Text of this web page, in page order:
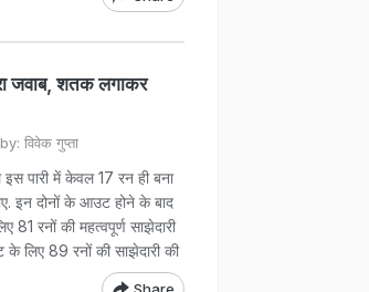
जवाब, शतक लगाकर
विवेक गुप्ता
इस पारी में केवल 17 रन ही बना
इन दोनों के आउट होने के बाद
रनों की महत्वपूर्ण साझेदारी
लिए 89 रनों की साझेदारी की